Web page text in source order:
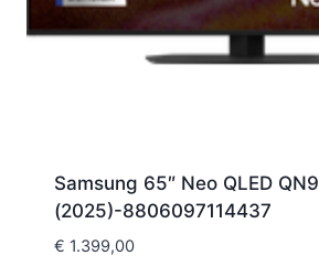
Samsung 65″ Neo QLED
(2025)-8806097114437
€ 1.399,00